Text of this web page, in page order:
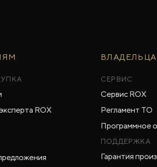
ROX
СЕРВИС
Сервис ROX
Регламент ТО
Программное
ПОДДЕРЖКА
Гарантия